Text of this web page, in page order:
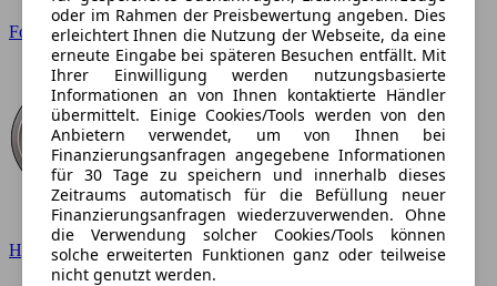
Ford
Hyundai
oder im Rahmen der Preisbewertung angeben. Dies
erleichtert Ihnen die Nutzung der Webseite, da eine
erneute Eingabe bei späteren Besuchen entfällt. Mit
Ihrer Einwilligung werden nutzungsbasierte
Informationen an von Ihnen kontaktierte Händler
übermittelt. Einige Cookies/Tools werden von den
Anbietern verwendet, um von Ihnen bei
Finanzierungsanfragen angegebene Informationen
für 30 Tage zu speichern und innerhalb dieses
Zeitraums automatisch für die Befüllung neuer
Finanzierungsanfragen wiederzuverwenden. Ohne
die Verwendung solcher Cookies/Tools können
solche erweiterten Funktionen ganz oder teilweise
nicht genutzt werden.